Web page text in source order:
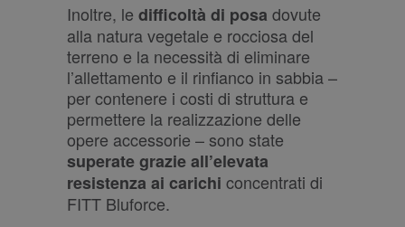
Inoltre, le difficoltà di posa dovute
alla natura vegetale e rocciosa del
terreno e la necessità di eliminare
l’allettamento e il rinfianco in sabbia –
per contenere i costi di struttura e
permettere la realizzazione delle
opere accessorie – sono state
superate grazie all’elevata
resistenza ai carichi concentrati di
FITT Bluforce.